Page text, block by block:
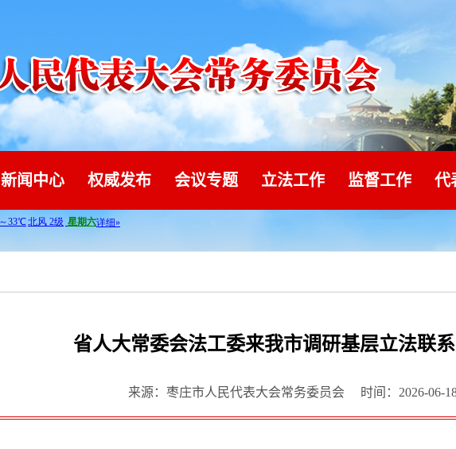
新闻中心 权威发布 会议专题 立法工作 监督工作 代
省人大常委会法工委来我市调研基层立法联
来源：枣庄市人民代表大会常务委员会 时间：2026-06-